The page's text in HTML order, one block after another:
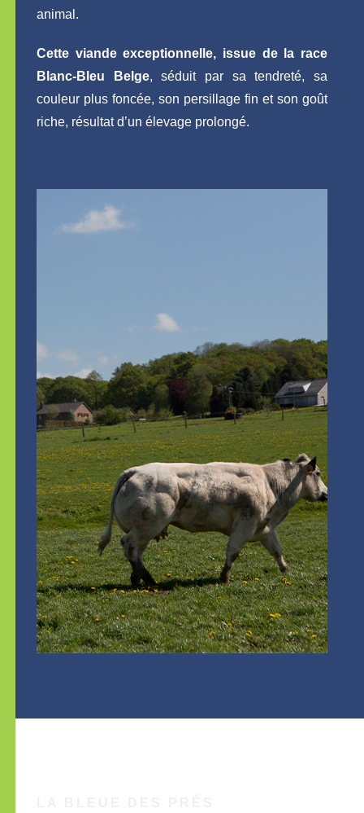
animal.
Cette viande exceptionnelle, issue de la race
Blanc-Bleu Belge, séduit par sa tendreté, sa
couleur plus foncée, son persillage fin et son goût
riche, résultat d’un élevage prolongé.